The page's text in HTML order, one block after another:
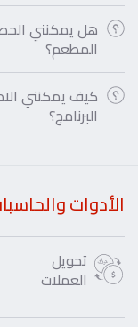
هل يمكنني
المطعم؟
كيف يمكنني
البرنامج؟
الأدوات
تحويل
العملات